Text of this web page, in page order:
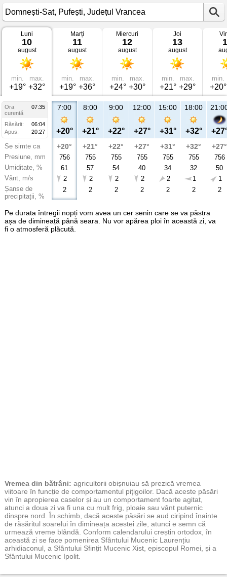
Vremea
Domnești-
Pufești,
Județul
Vrancea
Luni
10
august
min.
+19°
max.
+32°
Marți
11
august
min.
+19°
max.
+36°
Miercuri
12
august
min.
+24°
max.
+30°
Joi
13
august
min.
+21°
max.
+29°
min.
+20°
Ora
07:35
curentă
Răsărit:
06:04
Apus:
20:27
Se simte ca
Presiune, mm
Umiditate, %
Vânt, m/s
Șanse de
precipitații, %
7:00
+20°
+20°
756
61
2
2
8:00
+21°
+21°
755
57
2
2
9:00
+22°
+22°
755
54
2
2
12:00
+27°
+27°
755
40
2
2
15:00
+31°
+31°
755
34
2
2
18:00
+32°
+32°
755
32
1
2
+27°
756
50
1
2
Pe durata întregii nopți vom avea un cer senin care se va păstra
așa de dimineață până seara. Nu vor apărea ploi în această zi, va
fi o atmosferă plăcută.
Vremea din bătrâni: agricultorii obișnuiau să prezică vremea
viitoare în funcție de comportamentul pițigoilor. Dacă aceste păsări
vin în apropierea caselor și au un comportament foarte agitat,
atunci a doua zi va fi una cu mult frig, ploaie sau vânt puternic
dinspre nord. În schimb, dacă aceste păsări se aud ciripind înainte
de răsăritul soarelui în dimineața acestei zile, atunci e semn că
urmează vreme blândă. Conform calendarului creștin ortodox, în
această zi se face pomenirea Sfântului Mucenic Laurențiu
arhidiaconul, a Sfântului Sfințit Mucenic Xist, episcopul Romei, și a
Sfântului Mucenic Ipolit.